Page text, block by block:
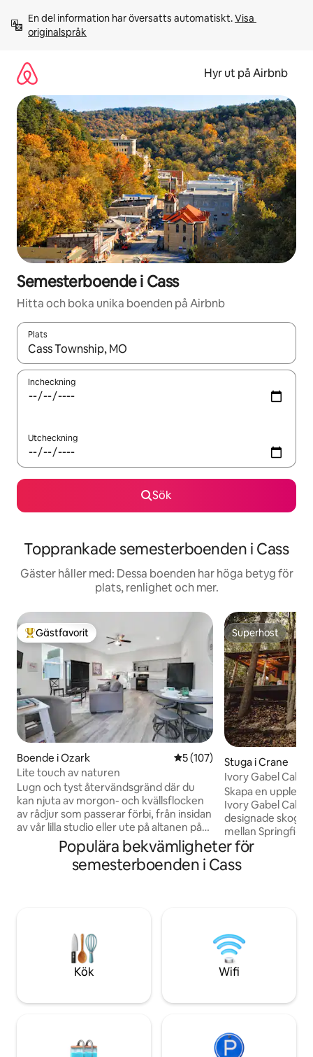
innehåll
En del information har översatts automatiskt. Visa
originalspråk
Hyr ut på Airbnb
Semesterboende i Cass
Hitta och boka unika boenden på Airbnb
Plats
När resultaten är tillgängliga kan du navigera med upp- och
Incheckning
Utcheckning
Sök
Topprankade semesterboenden i Cass
Gäster håller med: Dessa boenden har höga betyg för
plats, renlighet och mer.
Populär gästfavorit
Gästfavorit
Boende i Ozark 5 av 5 i genomsnittligt
5 (107)
Lite touch av naturen
Lugn och tyst återvändsgränd där du
kan njuta av morgon- och kvällsflocken
av rådjur som passerar förbi, från insidan
av vår lilla studio eller ute på altanen på
8 × 42 fot. Du känner dig som om du
befinner dig mitt i ”ingenstans” men
ligger bara 30 minuter från Branson och
öppen spis, dubbelsäng, en bäddsoffa i
full storlek med ett fullt utrustat kök och
en kaffebar. Sovplats för 2 vuxna och 2
barn, ELLER 3 vuxna.
Superhost
Superhost
Stuga i Crane
Ivory Gabel Cabin
Skapa en
Ivory Gabel
designade
mellan
och är en
Utforska
lyssna på Ozarks
öppet! *TRIP 101 TILLDELAD BÄSTA
AVSKILDA STUGA
Populära bekvämligheter för
semesterboenden i Cass
Kök Wifi